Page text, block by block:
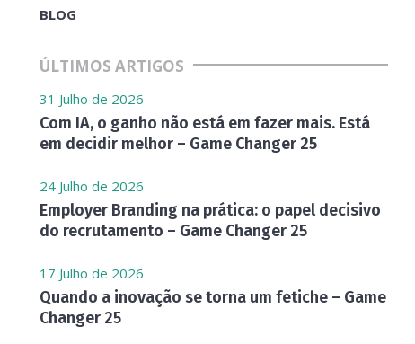
BLOG
ÚLTIMOS ARTIGOS
31 Julho de 2026
Com IA, o ganho não está em fazer mais. Está
em decidir melhor – Game Changer 25
24 Julho de 2026
Employer Branding na prática: o papel decisivo
do recrutamento – Game Changer 25
17 Julho de 2026
Quando a inovação se torna um fetiche – Game
Changer 25